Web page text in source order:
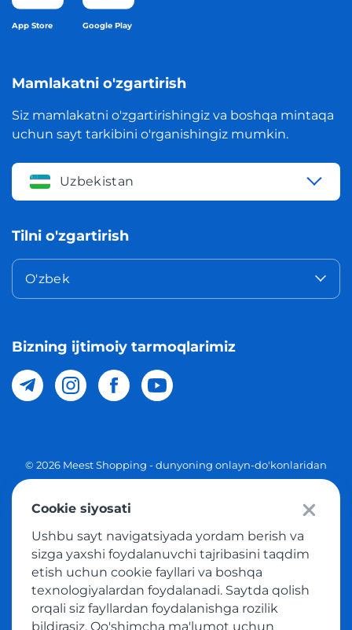
App Store Google Play
Mamlakatni o'zgartirish
Siz mamlakatni o'zgartirishingiz va boshqa mintaqa
uchun sayt tarkibini o'rganishingiz mumkin.
Uzbekistan
Tilni o'zgartirish
O'zbek
Bizning ijtimoiy tarmoqlarimiz
© 2026 Meest Shopping - dunyoning onlayn-do'konlaridan
Ommaviy taklif
Tovar sotib olish xizmatidan foydalanish shartlari
Cookie siyosati
Ushbu sayt navigatsiyada yordam berish va
sizga yaxshi foydalanuvchi tajribasini taqdim
etish uchun cookie fayllari va boshqa
texnologiyalardan foydalanadi. Saytda qolish
orqali siz fayllardan foydalanishga rozilik
bildirasiz. Qo'shimcha ma'lumot uchun